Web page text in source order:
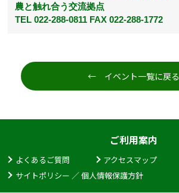
農と触れ合う交流拠点
TEL 022-288-0811 FAX 022-288-1772
← イベント一覧に戻る
ご利用案内
よくあるご質問 アクセスマップ
サイトポリシー ／ 個人情報保護方針